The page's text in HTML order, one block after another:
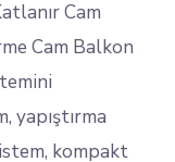
Cam
Cam Balkon
yapıştırma
kompakt